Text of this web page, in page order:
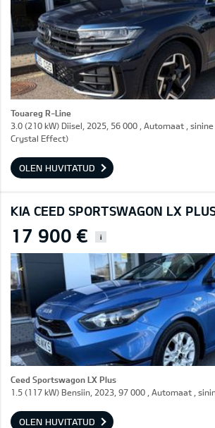
Touareg R-Line
3.0 (210 kW) Diisel, 2025, 56 000 , Automaat ,
Crystal Effect)
OLEN HUVITATUD
KIA CEED SPORTSWAGON LX
17 900 € i
Ceed Sportswagon LX Plus
1.5 (117 kW) Bensiin, 2023, 97 000 , Automaat ,
OLEN HUVITATUD